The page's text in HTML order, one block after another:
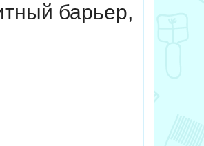
барьер,